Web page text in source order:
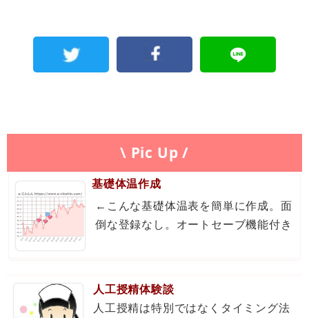
\ Pic Up /
基礎体温作成
←こんな基礎体温表を簡単に作成。面
倒な登録なし。オートセーブ機能付き
人工授精体験談
人工授精は特別ではなくタイミング法